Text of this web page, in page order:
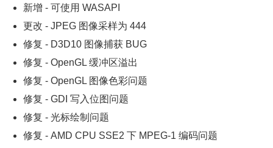
新增 - 可使用 WASAPI
更改 - JPEG 图像采样为 444
修复 - D3D10 图像捕获 BUG
修复 - OpenGL 缓冲区溢出
修复 - OpenGL 图像色彩问题
修复 - GDI 写入位图问题
修复 - 光标绘制问题
修复 - AMD CPU SSE2 下 MPEG-1 编码问题